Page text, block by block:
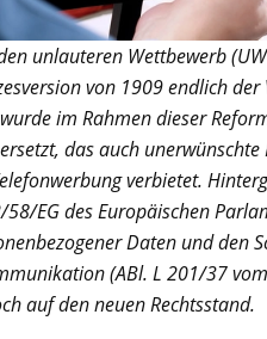
unlauteren Wettbewerb
von 1909 endlich
im Rahmen dieser
das auch
verbietet.
EG des Europäischen
Daten und den
(ABl. L 201/37
auf den neuen Rechtsstand.